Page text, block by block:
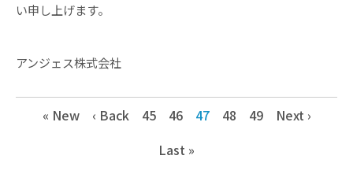
い申し上げます。
アンジェス株式会社
« New ‹ Back 45 46 47 48 49
Next ›
Last »